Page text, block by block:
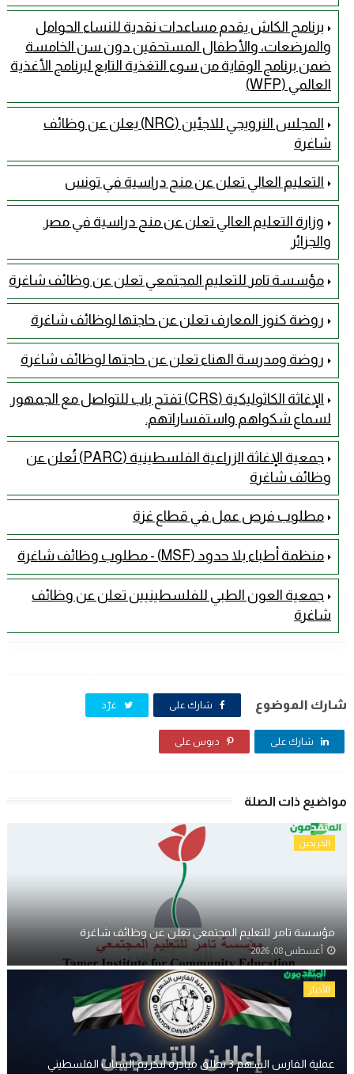
برنامج الكاش يقدم مساعدات نقدية للنساء الحوامل
والمرضعات، والأطفال المستحقين دون سن الخامسة
ضمن برنامج الوقاية من سوء التغذية التابع لبرنامج الأغذية
العالمي (WFP)
المجلس النرويجي للاجئين (NRC) يعلن عن وظائف
شاغرة
التعليم العالي تعلن عن منح دراسية في تونس
وزارة التعليم العالي تعلن عن منح دراسية في مصر
والجزائر
مؤسسة تامر للتعليم المجتمعي تعلن عن وظائف شاغرة
روضة كنوز المعارف تعلن عن حاجتها لوظائف شاغرة
روضة ومدرسة الهناء تعلن عن حاجتها لوظائف شاغرة
الإغاثة الكاثوليكية (CRS) تفتح باب للتواصل مع الجمهور
لسماع شكواهم واستفساراتهم.
جمعية الإغاثة الزراعية الفلسطينية (PARC) تُعلن عن
وظائف شاغرة
مطلوب فرص عمل في قطاع غزة
منظمة أطباء بلا حدود (MSF) - مطلوب وظائف شاغرة
جمعية العون الطبي للفلسطينيين تعلن عن وظائف
شاغرة
شارك الموضوع شارك على غرّد
شارك على دبوس على
مواضيع ذات الصلة
الخريجين
مؤسسة تامر للتعليم المجتمعي تعلن عن وظائف شاغرة
أغسطس 08, 2026
الأخبار
عملية الفارس الشهم 3 تطلق مبادرة لتكريم الشباب الفلسطيني